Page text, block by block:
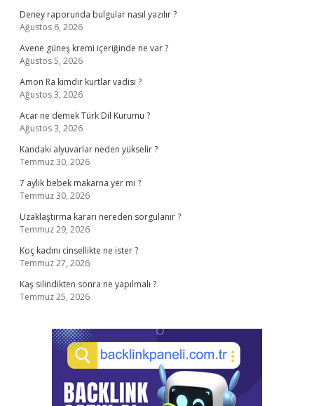
Deney raporunda bulgular nasıl yazılır ?
Ağustos 6, 2026
Avene güneş kremi içeriğinde ne var ?
Ağustos 5, 2026
Amon Ra kimdir kurtlar vadisi ?
Ağustos 3, 2026
Acar ne demek Türk Dil Kurumu ?
Ağustos 3, 2026
Kandaki alyuvarlar neden yükselir ?
Temmuz 30, 2026
7 aylık bebek makarna yer mi ?
Temmuz 30, 2026
Uzaklaştırma kararı nereden sorgulanır ?
Temmuz 29, 2026
Koç kadını cinsellikte ne ister ?
Temmuz 27, 2026
Kaş silindikten sonra ne yapılmalı ?
Temmuz 25, 2026